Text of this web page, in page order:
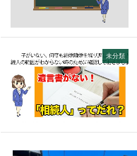
未分類